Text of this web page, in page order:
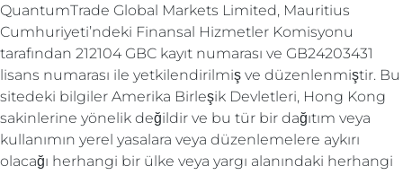
QuantumTrade Global Markets Limited, Mauritius
Cumhuriyeti’ndeki Finansal Hizmetler Komisyonu
tarafından 212104 GBC kayıt numarası ve GB24203431
lisans numarası ile yetkilendirilmiş ve düzenlenmiştir. Bu
sitedeki bilgiler Amerika Birleşik Devletleri, Hong Kong
sakinlerine yönelik değildir ve bu tür bir dağıtım veya
kullanımın yerel yasalara veya düzenlemelere aykırı
olacağı herhangi bir ülke veya yargı alanındaki herhangi